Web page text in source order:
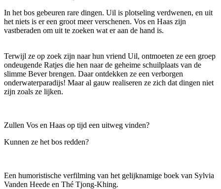
In het bos gebeuren rare dingen. Uil is plotseling verdwenen, en uit
het niets is er een groot meer verschenen. Vos en Haas zijn
vastberaden om uit te zoeken wat er aan de hand is.
Terwijl ze op zoek zijn naar hun vriend Uil, ontmoeten ze een groep
ondeugende Ratjes die hen naar de geheime schuilplaats van de
slimme Bever brengen. Daar ontdekken ze een verborgen
onderwaterparadijs! Maar al gauw realiseren ze zich dat dingen niet
zijn zoals ze lijken.
Zullen Vos en Haas op tijd een uitweg vinden?
Kunnen ze het bos redden?
Een humoristische verfilming van het gelijknamige boek van Sylvia
Vanden Heede en Thé Tjong-Khing.